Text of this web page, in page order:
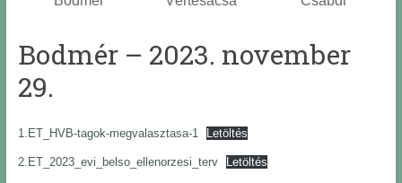
Bodmér – 2023. november
29.
1.ET_HVB-tagok-megvalasztasa-1 Letöltés
2.ET_2023_evi_belso_ellenorzesi_terv Letöltés